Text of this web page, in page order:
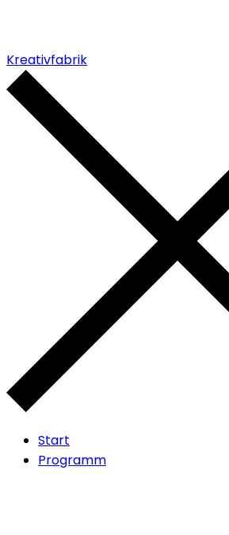
Kreativfabrik
Start
Programm